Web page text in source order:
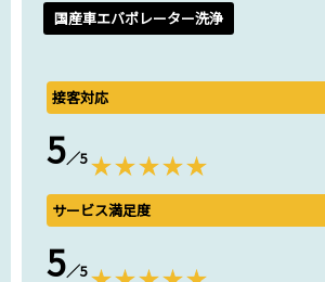
国産車エバポレーター洗浄
接客対応
5／5
サービス満足度
5／5